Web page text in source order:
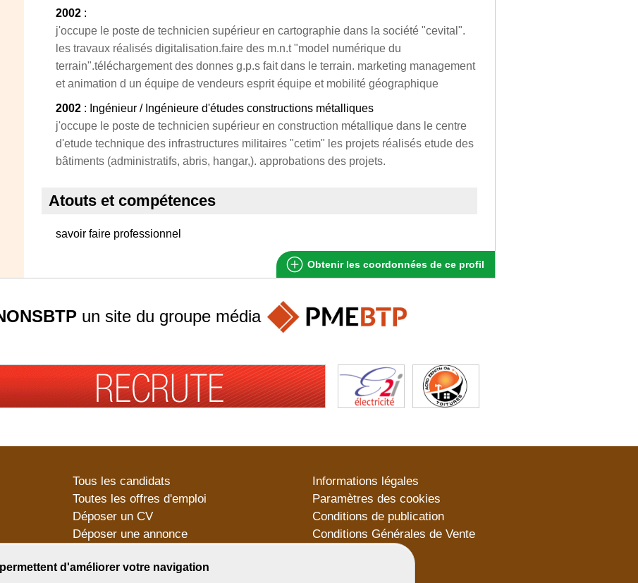
2002 :
j'occupe le poste de technicien supérieur en cartographie dans la société "cevital".
les travaux réalisés digitalisation.faire des m.n.t "model numérique du
terrain".téléchargement des donnes g.p.s fait dans le terrain. marketing management
et animation d un équipe de vendeurs esprit équipe et mobilité géographique
2002 : Ingénieur / Ingénieure d'études constructions métalliques
j'occupe le poste de technicien supérieur en construction métallique dans le centre
d'etude technique des infrastructures militaires "cetim" les projets réalisés etude des
bâtiments (administratifs, abris, hangar,). approbations des projets.
Atouts et compétences
savoir faire professionnel
Obtenir les coordonnées de ce profil
d'améliorer votre navigation
un site du groupe média
Tous les candidats
Toutes les offres d'emploi
Déposer un CV
Déposer une annonce
Informations légales
Paramètres des cookies
Conditions de publication
Conditions Générales de Vente